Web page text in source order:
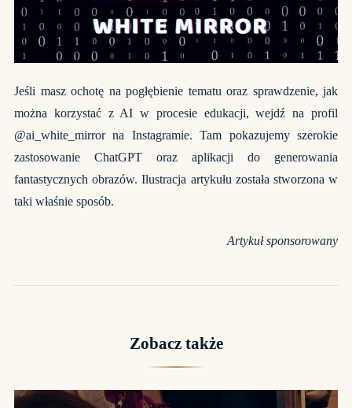
Jeśli masz ochotę na pogłębienie tematu oraz sprawdzenie, jak
można korzystać z AI w procesie edukacji, wejdź na profil
@ai_white_mirror na Instagramie. Tam pokazujemy szerokie
zastosowanie ChatGPT oraz aplikacji do generowania
fantastycznych obrazów. Ilustracja artykułu została stworzona w
taki właśnie sposób.
Artykuł sponsorowany
Zobacz także